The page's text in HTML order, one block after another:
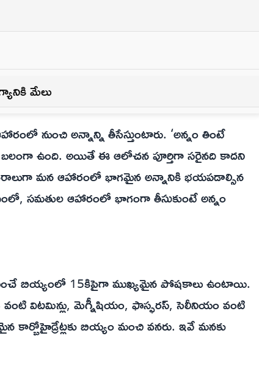
మేలు
నుంచి అన్నాన్ని తీసేస్తుంటారు. ‘అన్నం తింటే
ఉంది. అయితే ఈ ఆలోచన పూర్తిగా సరైనది కాదని
మన ఆహారంలో భాగమైన అన్నానికి భయపడాల్సిన
సమతుల ఆహారంలో భాగంగా తీసుకుంటే అన్నం
బియ్యంలో 15కిపైగా ముఖ్యమైన పోషకాలు ఉంటాయి.
విటమిన్లు, మెగ్నీషియం, ఫాస్ఫరస్, సెలీనియం వంటి
బియ్యం మంచి వనరు. ఇవే మనకు